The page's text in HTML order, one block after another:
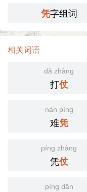
凭字组词
相关词语
dǎ zhàng
打仗
nán píng
难凭
píng zhàng
凭仗
píng dān